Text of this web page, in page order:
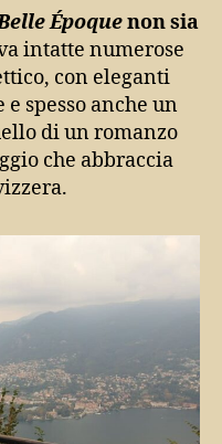
Époquenon sia
intatte numerose
con eleganti
spesso anche un
di un romanzo
che abbraccia